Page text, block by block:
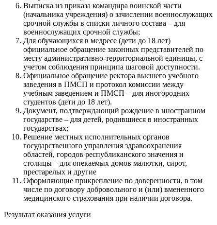
Выписка из приказа командира воинской части
(начальника учреждения) о зачислении военнослужащих
срочной службы в списки личного состава – для
военнослужащих срочной службы;
Для обучающихся в медресе (дети до 18 лет)
официальное обращение законных представителей по
месту административно-территориальной единицы, с
учетом соблюдения принципа шаговой доступности.
Официальное обращение ректора высшего учебного
заведения в ПМСП и протокол комиссии между
учебным заведением и ПМСП – для иногородних
студентов (дети до 18 лет).
Документ, подтверждающий рождение в иностранном
государстве – для детей, родившиеся в иностранных
государствах;
Решение местных исполнительных органов
государственного управления здравоохранения
областей, городов республиканского значения и
столицы – для опекаемых домов малютки, сирот,
престарелых и другие
Оформляющие прикрепление по доверенности, в том
числе по договору добровольного и (или) вмененного
медицинского страхования при наличии договора.
Результат оказания услуги